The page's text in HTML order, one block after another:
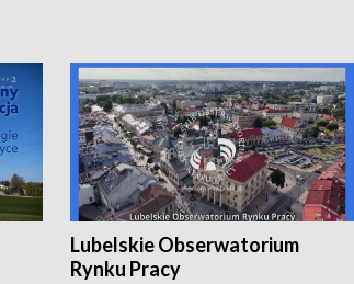
Lubelskie Obserwatorium
Rynku Pracy